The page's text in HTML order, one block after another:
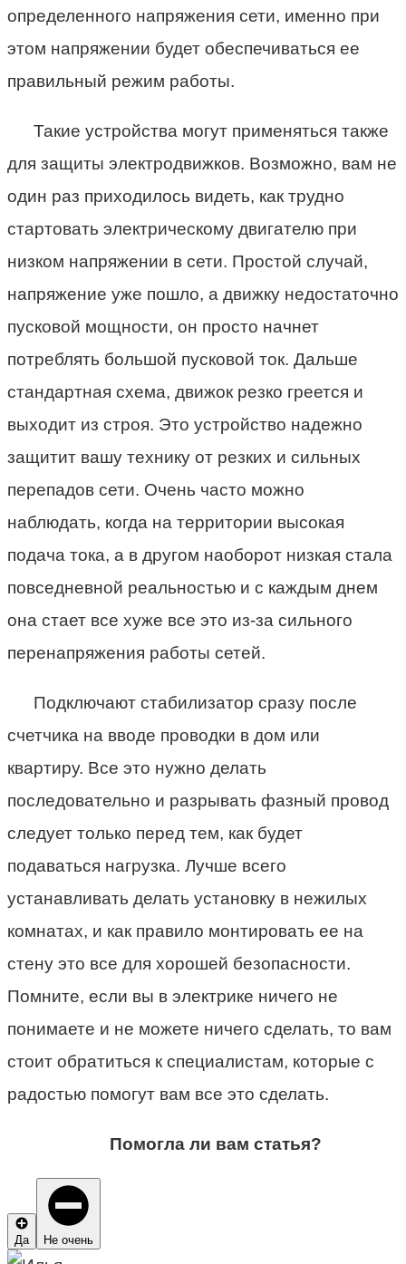
определенного напряжения сети, именно при
этом напряжении будет обеспечиваться ее
правильный режим работы.
Такие устройства могут применяться также
для защиты электродвижков. Возможно, вам не
один раз приходилось видеть, как трудно
стартовать электрическому двигателю при
низком напряжении в сети. Простой случай,
напряжение уже пошло, а движку недостаточно
пусковой мощности, он просто начнет
потреблять большой пусковой ток. Дальше
стандартная схема, движок резко греется и
выходит из строя. Это устройство надежно
защитит вашу технику от резких и сильных
перепадов сети. Очень часто можно
наблюдать, когда на территории высокая
подача тока, а в другом наоборот низкая стала
повседневной реальностью и с каждым днем
она стает все хуже все это из-за сильного
перенапряжения работы сетей.
Подключают стабилизатор сразу после
счетчика на вводе проводки в дом или
квартиру. Все это нужно делать
последовательно и разрывать фазный провод
следует только перед тем, как будет
подаваться нагрузка. Лучше всего
устанавливать делать установку в нежилых
комнатах, и как правило монтировать ее на
стену это все для хорошей безопасности.
Помните, если вы в электрике ничего не
понимаете и не можете ничего сделать, то вам
стоит обратиться к специалистам, которые с
радостью помогут вам все это сделать.
Помогла ли вам статья?
Да Не очень